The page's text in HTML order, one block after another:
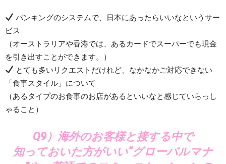
バンキングのシステムで、日本にあったらいいなというサー
ビス
（オーストラリアや香港では、あるカードでスーパーでも現金
を引き出すことができます。）
とても多いリクエストだけれど、なかなかご対応できない
「食事スタイル」について
（あるタイプのお食事のお店があるといいなと感じていらっし
ゃること）
Q9）海外のお客様と接する中で
知っておいた方がいい“グローバルマナ